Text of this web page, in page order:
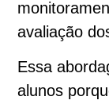
avaliação
Essa
alunos